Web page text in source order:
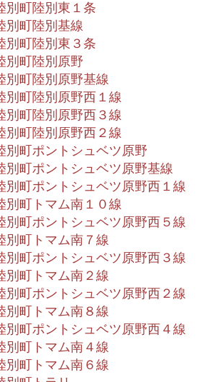
別町陸別東１条
別町陸別基線
別町陸別東３条
別町陸別原野
別町陸別原野基線
別町陸別原野西１線
別町陸別原野西３線
別町陸別原野西２線
別町ポントシュベツ原野
別町ポントシュベツ原野基線
別町ポントシュベツ原野西１線
別町トマム南１０線
別町ポントシュベツ原野西５線
別町トマム南７線
別町ポントシュベツ原野西３線
別町トマム南２線
別町ポントシュベツ原野西２線
別町トマム南８線
別町ポントシュベツ原野西４線
別町トマム南４線
別町トマム南６線